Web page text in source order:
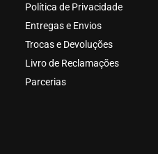
Política de Privacidade
Entregas e Envios
Trocas e Devoluções
Livro de Reclamações
Parcerias